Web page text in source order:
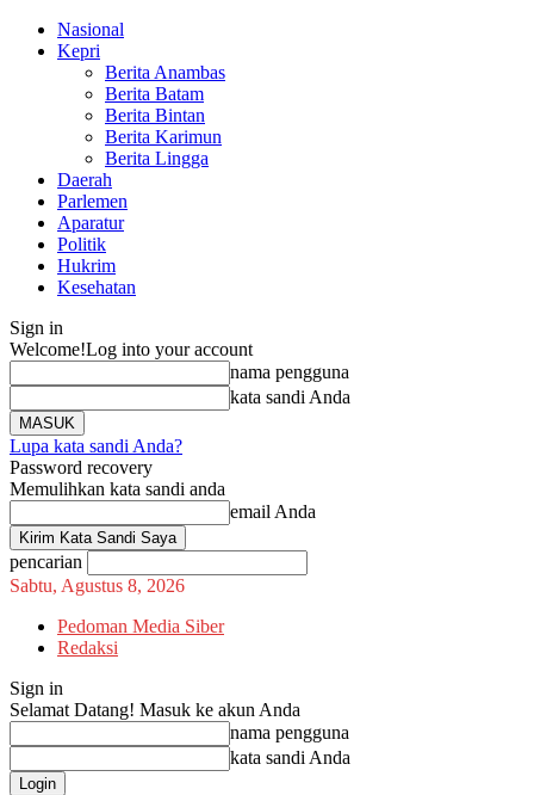
Nasional
Kepri
Berita Anambas
Berita Batam
Berita Bintan
Berita Karimun
Berita Lingga
Daerah
Parlemen
Aparatur
Politik
Hukrim
Kesehatan
Sign in
Welcome!Log into your account
nama pengguna
kata sandi Anda
Lupa kata sandi Anda?
Password recovery
Memulihkan kata sandi anda
email Anda
pencarian
Sabtu, Agustus 8, 2026
Pedoman Media Siber
Redaksi
Sign in
Selamat Datang! Masuk ke akun Anda
nama pengguna
kata sandi Anda